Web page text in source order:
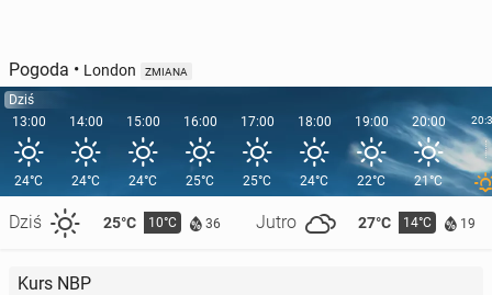
Pogoda • London ZMIANA
Dziś
13:00
24°C
Dziś 25°C 10°C 36 Jutro 27°C 14°C 19
14:00
24°C
15:00
24°C
16:00
25°C
17:00
25°C
18:00
24°C
19:00
22°C
20:00
21°C
Kurs NBP